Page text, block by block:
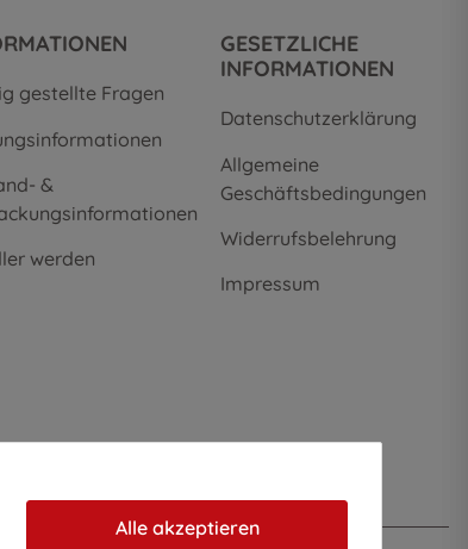
gestellte Fragen
&
werden
GESETZLICHE
INFORMATIONEN
Datenschutzerklärung
Allgemeine
Geschäftsbedingungen
Widerrufsbelehrung
Impressum
Alle akzeptieren